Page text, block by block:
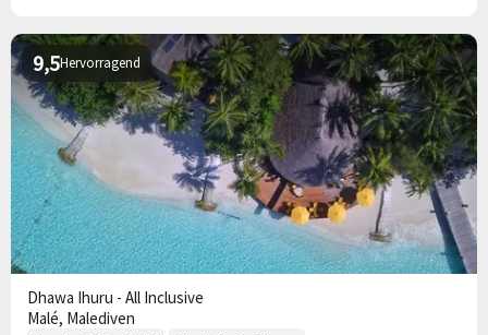
Hervorragend
9,5
Dhawa Ihuru - All Inclusive
Malé, Malediven